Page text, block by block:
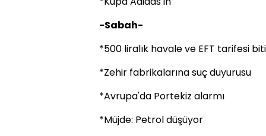
-Sabah-
*500 liralık havale ve EFT tarifesi
*Zehir fabrikalarına suç duyurusu
*Avrupa'da Portekiz alarmı
*Müjde: Petrol düşüyor